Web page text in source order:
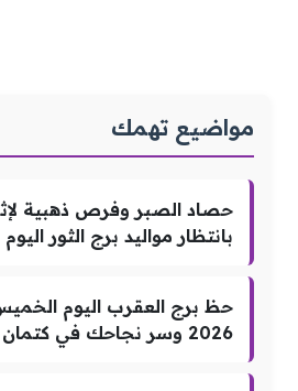
مواضيع تهمك
حصاد الصبر وفرص ذهبية
بانتظار مواليد برج الثور اليوم
2026 وسر نجاحك في كتمان أفكارك